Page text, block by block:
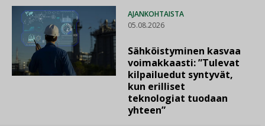
AJANKOHTAISTA
05.08.2026
Sähköistyminen kasvaa
voimakkaasti: ”Tulevat
kilpailuedut syntyvät,
kun erilliset
teknologiat tuodaan
yhteen”